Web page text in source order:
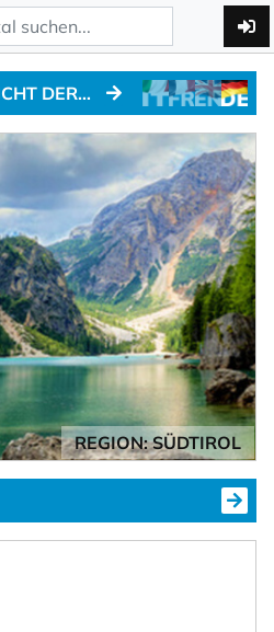
ZURÜCK ZUR ÜBERSICHT DER ALPENPÄSSE
REGION: SÜDTIROL